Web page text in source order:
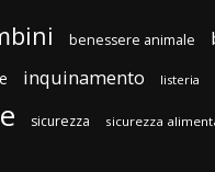
benessere animale
inquinamento listeria
sicurezza sicurezza